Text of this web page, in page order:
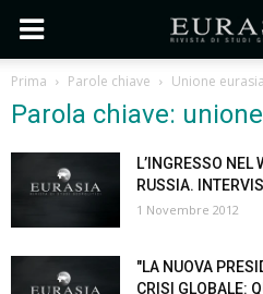
Prima Parole chiave Unione
Parola chiave:
L’INGRESSO NEL
RUSSIA.
1 Novembre 2012
"LA NUOVA
CRISI GLOBALE: